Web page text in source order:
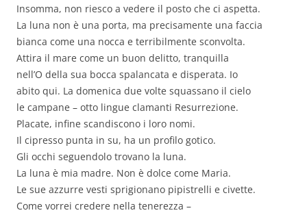
Insomma, non riesco a vedere il posto che ci aspetta.
La luna non è una porta, ma precisamente una faccia
bianca come una nocca e terribilmente sconvolta.
Attira il mare come un buon delitto, tranquilla
nell’O della sua bocca spalancata e disperata. Io
abito qui. La domenica due volte squassano il cielo
le campane – otto lingue clamanti Resurrezione.
Placate, infine scandiscono i loro nomi.
Il cipresso punta in su, ha un profilo gotico.
Gli occhi seguendolo trovano la luna.
La luna è mia madre. Non è dolce come Maria.
Le sue azzurre vesti sprigionano pipistrelli e civette.
Come vorrei credere nella tenerezza –